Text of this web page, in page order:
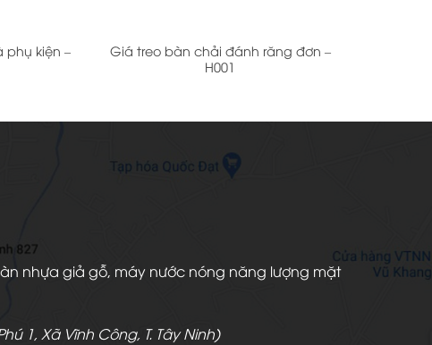
phụ kiện –
Giá treo bàn chải đánh răng đơn –
H001
nhựa giả gỗ, máy nước nóng năng lượng mặt
1, Xã Vĩnh Công, T. Tây Ninh)